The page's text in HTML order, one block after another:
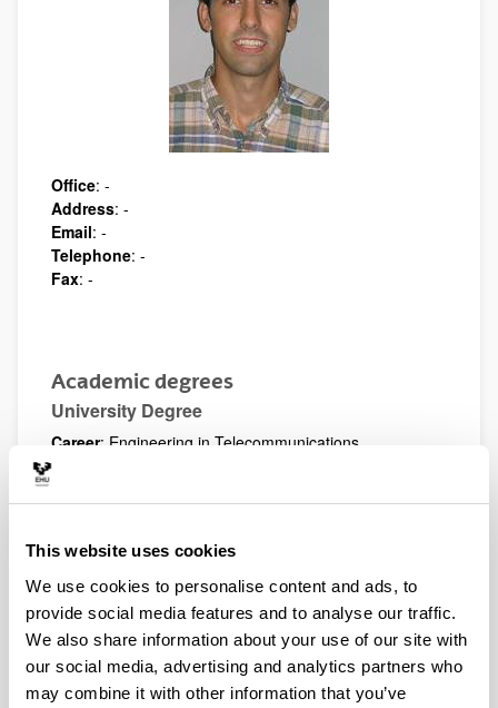
This website uses cookies
We use cookies to personalise content and ads, to
provide social media features and to analyse our traffic.
We also share information about your use of our site with
our social media, advertising and analytics partners who
may combine it with other information that you’ve
Office: -
Address: -
Email: -
Telephone: -
Fax: -
Academic degrees
University Degree
Career: Engineering in Telecommunications
Intensification
Doctorate
Program title
: Tecnologías de la Información
DEA date of achievement: -
Thesis title : Propuestas de adaptación de un sistema
de análisis de tráfico para la implementación de
algoritmos de medida de la calidad de servicio
Date of achievement: -